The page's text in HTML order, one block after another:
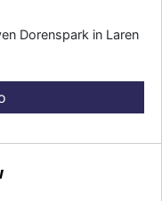
Dorenspark in Laren